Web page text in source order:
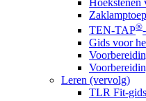
TEN-TAP®
Gids voor
Leren (vervolg)
TLR Fit-gids